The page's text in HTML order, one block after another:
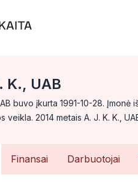
K., UAB
buvo įkurta 1991-10-28.
veikla. 2014 metais A. J. K. K.,
Finansai Darbuotojai